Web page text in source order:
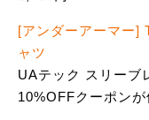
[アンダーアーマー]
ャツ
UAテック スリーブ
10%OFFクーポン